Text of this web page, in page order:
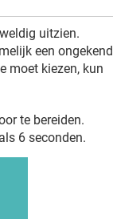
uitzien.
een ongekend
moet kiezen, kun
te bereiden.
6 seconden.